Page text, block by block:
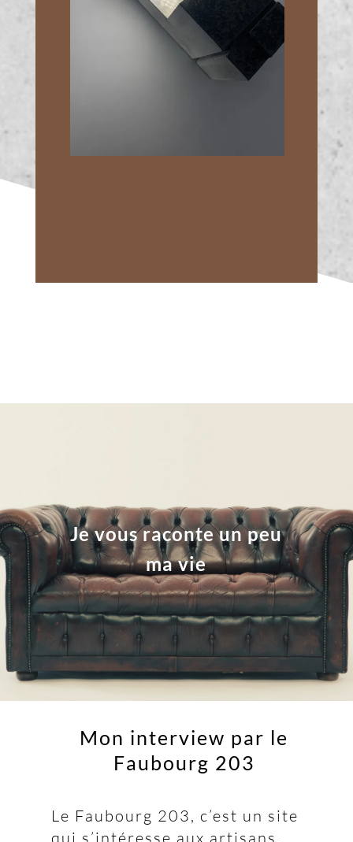
Je vous raconte un peu
ma vie
Mon interview par le
Faubourg 203
Le Faubourg 203, c’est un site
qui s’intéresse aux artisans,